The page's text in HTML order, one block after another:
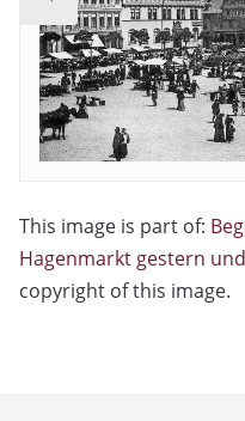
This image is part of:
Hagenmarkt gestern
copyright of this image.